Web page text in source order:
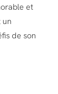
et
un
de son